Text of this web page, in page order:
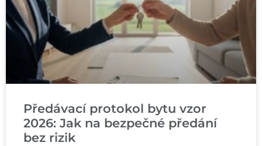
Předávací protokol bytu vzor
2026: Jak na bezpečné předání
bez rizik